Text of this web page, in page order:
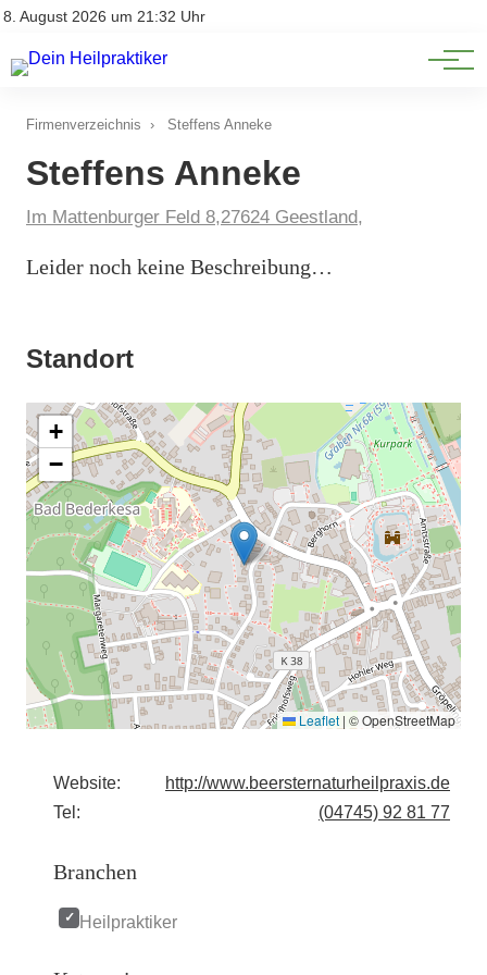
8. August 2026 um 21:32 Uhr
Impressum
Natürliche Medizin
Heilpflanzen & Kräuterkunde
Firmenverzeichnis › Steffens Anneke
Steffens Anneke
Im Mattenburger Feld 8,27624 Geestland,
Leider noch keine Beschreibung…
Standort
+
−
Leaflet | © OpenStreetMap
Website:
http://www.beersternaturheilpraxis.de
Tel:
(04745) 92 81 77
Branchen
Heilpraktiker